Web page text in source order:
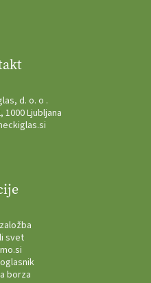
d. o. o .
1000 Ljubljana
svet
borza